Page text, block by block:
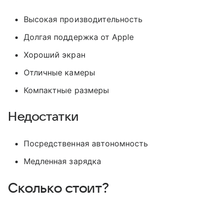
Высокая производительность
Долгая поддержка от Apple
Хороший экран
Отличные камеры
Компактные размеры
Недостатки
Посредственная автономность
Медленная зарядка
Сколько стоит?